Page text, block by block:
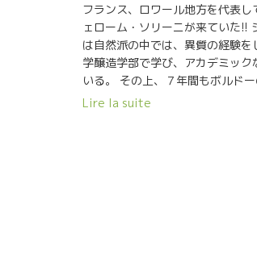
フランス、ロワール地方を代表
ェローム・ソリーニが来ていた!!
は自然派の中では、異質の経験
学醸造学部で学び、アカデミッ
いる。 その上、７年間もボルド
の時、CH-Cheval Blancシャトー
Lire la suite